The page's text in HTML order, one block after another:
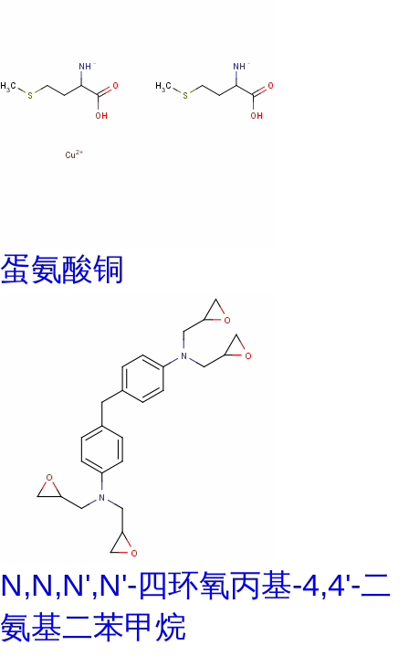
蛋氨酸铜
N,N,N',N'-四环氧丙基-4,4'-二
氨基二苯甲烷